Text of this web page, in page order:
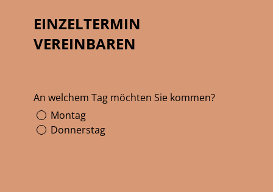
EINZELTERMIN
VEREINBAREN
An welchem Tag möchten Sie kommen?
Montag
Donnerstag